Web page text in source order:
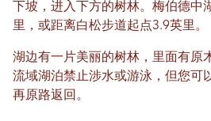
下坡，进入下方的树林。梅伯德中
里，或距离白松步道起点3.9英里。
湖边有一片美丽的树林，里面有原
流域湖泊禁止涉水或游泳，但您可
再原路返回。